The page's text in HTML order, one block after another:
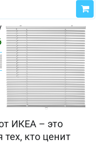
₽8256₽
ИКЕА – это
кто ценит